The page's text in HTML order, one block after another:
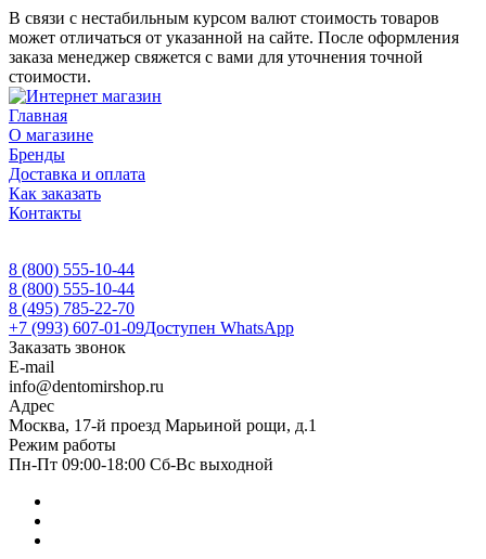
В связи с нестабильным курсом валют стоимость товаров
может отличаться от указанной на сайте. После оформления
заказа менеджер свяжется с вами для уточнения точной
стоимости.
Главная
О магазине
Бренды
Доставка и оплата
Как заказать
Контакты
8 (800) 555-10-44
8 (800) 555-10-44
8 (495) 785-22-70
+7 (993) 607-01-09Доступен WhatsApp
Заказать звонок
E-mail
info@dentomirshop.ru
Адрес
Москва, 17-й проезд Марьиной рощи, д.1
Режим работы
Пн-Пт 09:00-18:00 Сб-Вс выходной